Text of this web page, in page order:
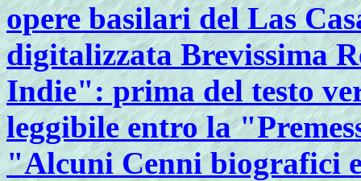
opere basilari del Las
digitalizzata Brevissima
Indie": prima del testo
leggibile entro la
"Alcuni Cenni biografici